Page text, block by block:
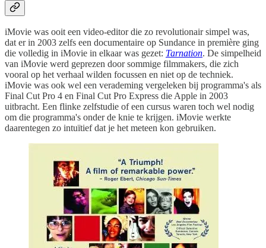
iMovie was ooit een video-editor die zo revolutionair simpel was,
dat er in 2003 zelfs een documentaire op Sundance in première ging
die volledig in iMovie in elkaar was gezet: Tarnation. De simpelheid
van iMovie werd geprezen door sommige filmmakers, die zich
vooral op het verhaal wilden focussen en niet op de techniek.
iMovie was ook wel een verademing vergeleken bij programma's als
Final Cut Pro 4 en Final Cut Pro Express die Apple in 2003
uitbracht. Een flinke zelfstudie of een cursus waren toch wel nodig
om die programma's onder de knie te krijgen. iMovie werkte
daarentegen zo intuïtief dat je het meteen kon gebruiken.